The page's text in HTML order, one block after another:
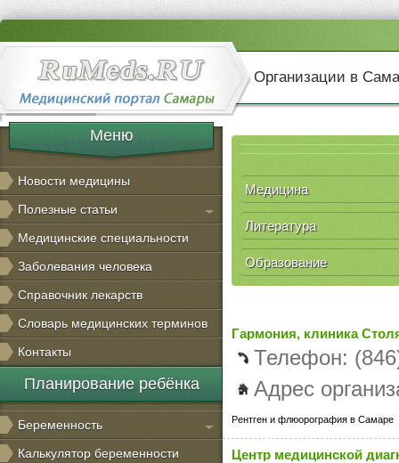
Организации в
Меню
Новости медицины
Полезные статьи
Медицинские специальности
Заболевания человека
Справочник лекарств
Словарь медицинских терминов
Контакты
Планирование ребёнка
Беременность
Калькулятор беременности
Медицина
Литература
Образование
Гармония, клиника
Телефон:
Адрес
Рентген и флюорография в Самаре
Центр медицинской